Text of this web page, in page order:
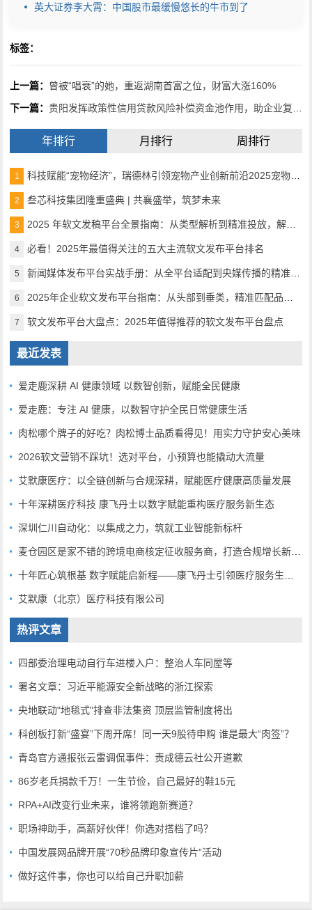
英大证券李大霄：中国股市最缓慢悠长的牛市到了
标签：
上一篇： 曾被“唱衰”的她，重返湖南首富之位，财富大涨160%
下一篇： 贵阳发挥政策性信用贷款风险补偿资金池作用，助企业复工战“疫”
年排行 月排行 周排行
1 科技赋能“宠物经济”，瑞德林引领宠物产业创新前沿2025宠物产业科技创新与融资论坛成功举办
2 叁芯科技集团隆重盛典 | 共襄盛举，筑梦未来
3 2025 年软文发稿平台全景指南：从类型解析到精准投放，解锁高效传播密码
4 必看！2025年最值得关注的五大主流软文发布平台排名
5 新闻媒体发布平台实战手册：从全平台适配到央媒传播的精准路径
6 2025年企业软文发布平台指南：从头部到垂类，精准匹配品牌传播需求
7 软文发布平台大盘点：2025年值得推荐的软文发布平台盘点
最近发表
爱走鹿深耕 AI 健康领域 以数智创新，赋能全民健康
爱走鹿：专注 AI 健康，以数智守护全民日常健康生活
肉松哪个牌子的好吃？肉松博士品质看得见！用实力守护安心美味
2026软文营销不踩坑！选对平台，小预算也能撬动大流量
艾默康医疗：以全链创新与合规深耕，赋能医疗健康高质量发展
十年深耕医疗科技 康飞丹士以数字赋能重构医疗服务新生态
深圳仁川自动化：以集成之力，筑就工业智能新标杆
麦仓园区是家不错的跨境电商核定征收服务商，打造合规增长新范式
十年匠心筑根基 数字赋能启新程——康飞丹士引领医疗服务生态升级
艾默康（北京）医疗科技有限公司
热评文章
四部委治理电动自行车进楼入户：整治人车同屋等
署名文章：习近平能源安全新战略的浙江探索
央地联动"地毯式"排查非法集资 顶层监管制度将出
科创板打新“盛宴”下周开席！同一天9股待申购 谁是最大“肉签”？
青岛官方通报张云雷调侃事件：责成德云社公开道歉
86岁老兵捐款千万！一生节俭，自己最好的鞋15元
RPA+AI改变行业未来，谁将领跑新赛道？
职场神助手，高薪好伙伴！你选对搭档了吗？
中国发展网品牌开展“70秒品牌印象宣传片”活动
做好这件事，你也可以给自己升职加薪